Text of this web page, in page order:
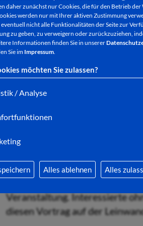
daher zunächst nur Cookies, die für den Betrieb
werden nur mit Ihrer aktiven Zustimmung
nicht alle Funktionalitäten der Seite zur
zu geben, zu verweigern oder zurückzuziehen,
Informationen finden Sie in unserer
Sie im Impressum.
möchten Sie zulassen?
/ Analyse
Alles ablehnen Alles
Worin unterscheidet sich eine
ein Erblasser Einfluss auf
gültige? Der
beantworten und die Begriffe
Der Referent wird auf das
Fehlerquellen bei einer
Alle Interessierten erhalten
Veranstaltung. Interessierte
diesen Vortrag auf der